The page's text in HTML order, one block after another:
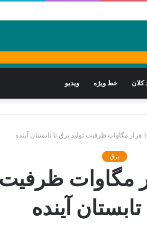
کلان خط ویژه ویدیو
برق
۱۱ هزار مگاوات
آینده